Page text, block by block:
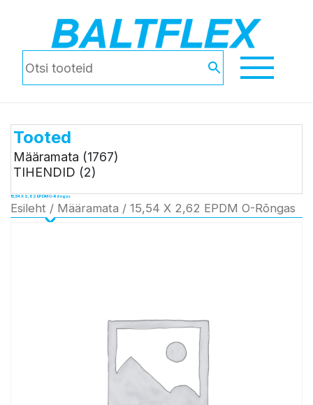
Tooted
Määramata (1767)
TIHENDID (2)
15,54 X 2,62 EPDM O-Rõngas
Esileht / Määramata / 15,54 X 2,62 EPDM O-Rõngas